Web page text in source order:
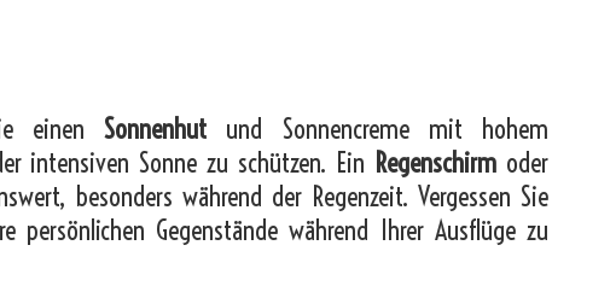
einenSonnenhut und Sonnencreme mit hohem
intensiven Sonne zu schützen. Ein Regenschirm oder
besonders während der Regenzeit. Vergessen Sie
Gegenstände während Ihrer Ausflüge zu